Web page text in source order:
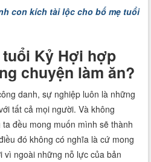
con kích tài lộc cho bố mẹ tuổi
Kỷ Hợi hợp
chuyện làm ăn?
danh, sự nghiệp luôn là những
tất cả mọi người. Và không
đều mong muốn mình sẽ thành
đó không có nghĩa là cứ mong
vì ngoài những nỗ lực của bản